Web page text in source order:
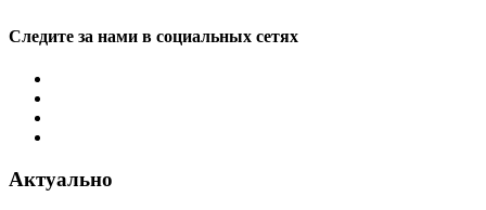
Следите за нами в социальных сетях
Актуально